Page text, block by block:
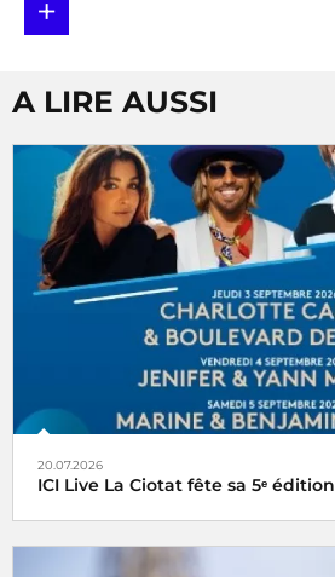
+
A LIRE AUSSI
20.07.2026
ICI Live La Ciotat fête sa 5ᵉ édition